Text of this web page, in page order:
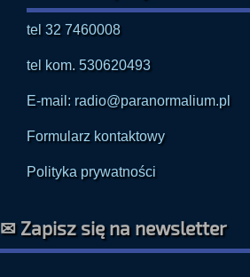
tel 32 7460008
tel kom. 530620493
E-mail: radio@paranormalium.pl
Formularz kontaktowy
Polityka prywatności
✉ Zapisz się na newsletter